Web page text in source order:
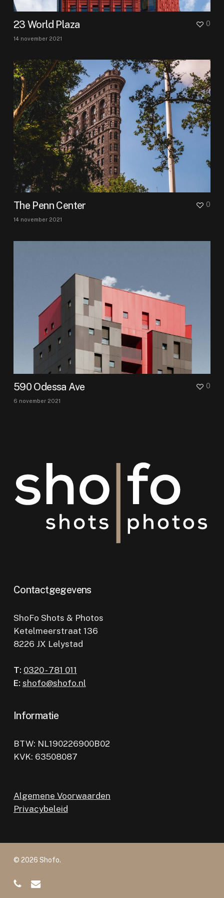
23 World Plaza
14 november 2021
0
The Penn Center
14 november 2021
0
590 Odessa Ave
6 november 2021
0
Contactgegevens
ShoFo Shots & Photos
Ketelmeerstraat 136
8226 JX Lelystad
T: 0320 - 781 011
E: shofo@shofo.nl
Informatie
BTW: NL190226900B02
KVK: 63508087
Algemene Voorwaarden
Privacybeleid
© 2026 Shofo.
phoneemail